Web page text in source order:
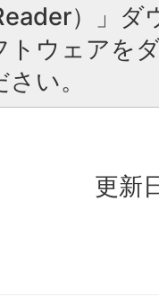
）」ダ
トウェアを
い。
更新